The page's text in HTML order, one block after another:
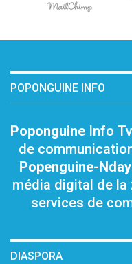
POPONGUINE INFO
Poponguine Info
de
Popenguine-
média digital de la
services de
DIASPORA